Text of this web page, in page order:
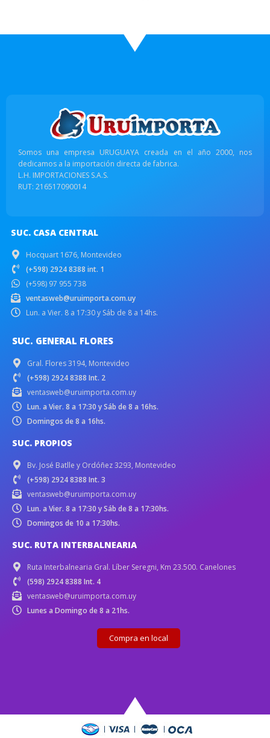
Somos una empresa URUGUAYA creada en el año 2000, nos
dedicamos a la importación directa de fabrica.
L.H. IMPORTACIONES S.A.S.
RUT: 216517090014
SUC. CASA CENTRAL
Hocquart 1676, Montevideo
(+598) 2924 8388 int. 1
(+598) 97 955 738
ventasweb@uruimporta.com.uy
Lun. a Vier. 8 a 17:30 y Sáb de 8 a 14hs.
SUC. GENERAL FLORES
Gral. Flores 3194, Montevideo
(+598) 2924 8388 Int. 2
ventasweb@uruimporta.com.uy
Lun. a Vier. 8 a 17:30 y Sáb de 8 a 16hs.
Domingos de 8 a 16hs.
SUC. PROPIOS
Bv. José Batlle y Ordóñez 3293, Montevideo
(+598) 2924 8388 Int. 3
ventasweb@uruimporta.com.uy
Lun. a Vier. 8 a 17:30 y Sáb de 8 a 17:30hs.
Domingos de 10 a 17:30hs.
SUC. RUTA INTERBALNEARIA
Ruta Interbalnearia Gral. Líber Seregni, Km 23.500. Canelones
(598) 2924 8388 Int. 4
ventasweb@uruimporta.com.uy
Lunes a Domingo de 8 a 21hs.
Compra en local